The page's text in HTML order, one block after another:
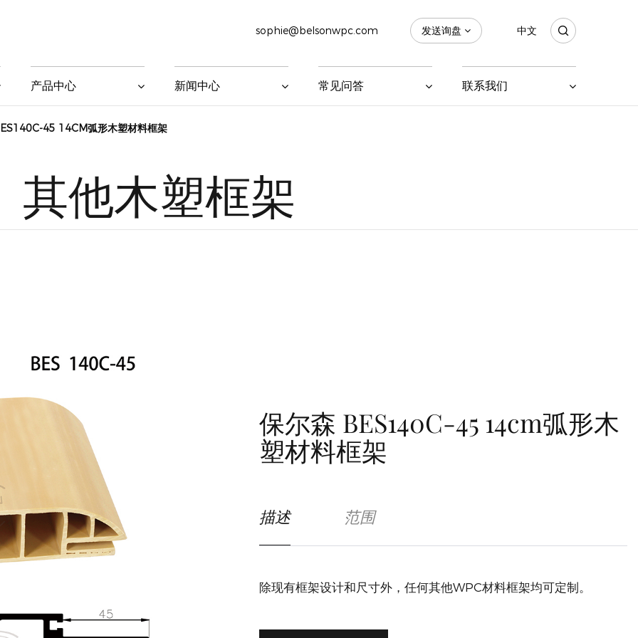
sophie@belsonwpc.com 发送询盘 中文
产品中心 新闻中心 常见问答 联系我们
45 14CM弧形木塑材料框架
其他木塑框架
保尔森 BES140C-45 14cm弧形木
塑材料框架
描述 范围
除现有框架设计和尺寸外，任何其他WPC材料框架均可定制。